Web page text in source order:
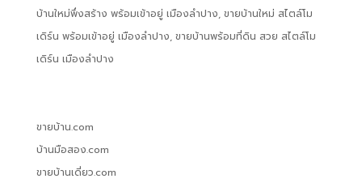
บ้านใหม่พึ่งสร้าง พร้อมเข้าอยู่ เมืองลำปาง, ขายบ้านใหม่ สไตล์โม
เดิร์น พร้อมเข้าอยู่ เมืองลำปาง, ขายบ้านพร้อมที่ดิน สวย สไตล์โม
เดิร์น เมืองลำปาง
ขายบ้าน.com
บ้านมือสอง.com
ขายบ้านเดี่ยว.com